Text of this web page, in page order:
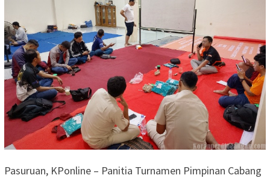
Pasuruan, KPonline – Panitia Turnamen Pimpinan Cabang